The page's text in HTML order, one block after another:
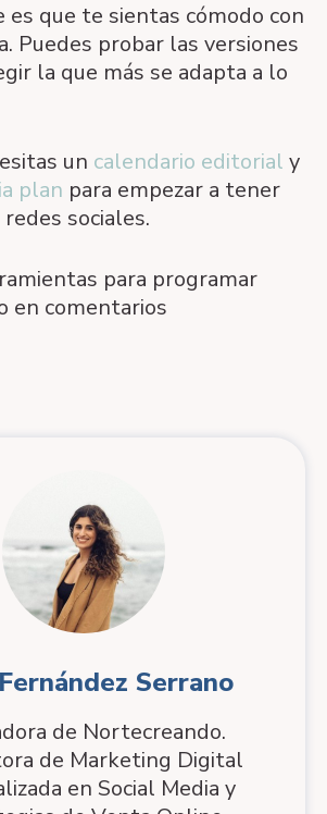
que te sientas cómodo con
Puedes probar las versiones
la que más se adapta a lo
un calendario editorial y
plan para empezar a tener
sociales.
para programar
en comentarios
Serrano
de Nortecreando.
de Marketing Digital
en Social Media y